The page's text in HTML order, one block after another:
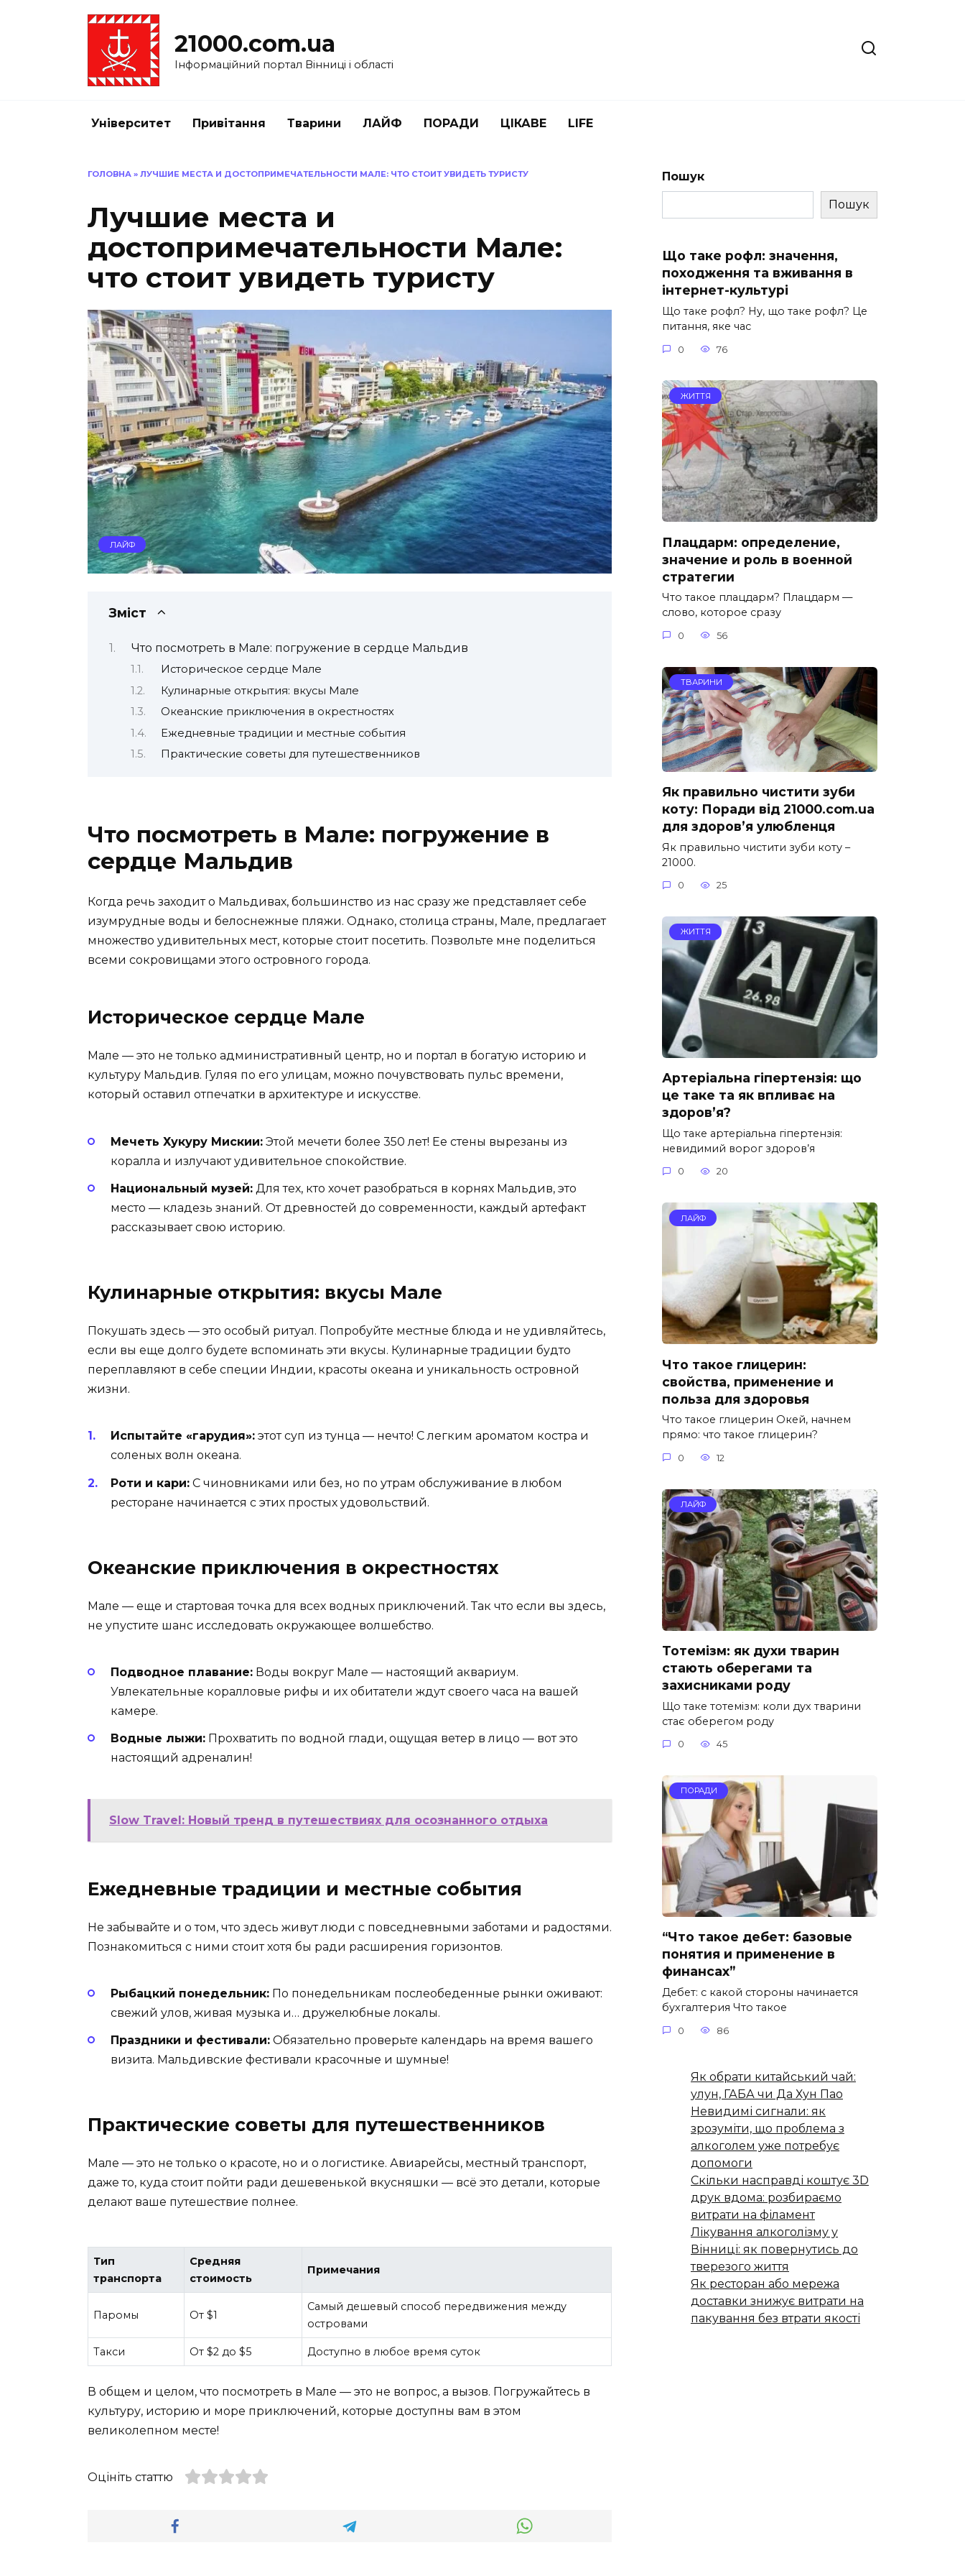
21000.com.ua
Інформаційний портал Вінниці і області
Університет Привітання Тварини ЛАЙФ ПОРАДИ ЦІКАВЕ LIFE
ГОЛОВНА » ЛУЧШИЕ МЕСТА И ДОСТОПРИМЕЧАТЕЛЬНОСТИ МАЛЕ: ЧТО СТОИТ УВИДЕТЬ ТУРИСТУ
Лучшие места и
достопримечательности Мале:
что стоит увидеть туристу
ЛАЙФ
Зміст
Что посмотреть в Мале: погружение в сердце Мальдив
Историческое сердце Мале
Кулинарные открытия: вкусы Мале
Океанские приключения в окрестностях
Ежедневные традиции и местные события
Практические советы для путешественников
Что посмотреть в Мале: погружение в
сердце Мальдив
Когда речь заходит о Мальдивах, большинство из нас сразу же представляет себе
изумрудные воды и белоснежные пляжи. Однако, столица страны, Мале, предлагает
множество удивительных мест, которые стоит посетить. Позвольте мне поделиться
всеми сокровищами этого островного города.
Историческое сердце Мале
Мале — это не только административный центр, но и портал в богатую историю и
культуру Мальдив. Гуляя по его улицам, можно почувствовать пульс времени,
который оставил отпечатки в архитектуре и искусстве.
Мечеть Хукуру Мискии: Этой мечети более 350 лет! Ее стены вырезаны из
коралла и излучают удивительное спокойствие.
Национальный музей: Для тех, кто хочет разобраться в корнях Мальдив, это
место — кладезь знаний. От древностей до современности, каждый артефакт
рассказывает свою историю.
Кулинарные открытия: вкусы Мале
Покушать здесь — это особый ритуал. Попробуйте местные блюда и не удивляйтесь,
если вы еще долго будете вспоминать эти вкусы. Кулинарные традиции будто
переплавляют в себе специи Индии, красоты океана и уникальность островной
жизни.
Испытайте «гарудия»: этот суп из тунца — нечто! С легким ароматом костра и
соленых волн океана.
Роти и кари: С чиновниками или без, но по утрам обслуживание в любом
ресторане начинается с этих простых удовольствий.
Океанские приключения в окрестностях
Мале — еще и стартовая точка для всех водных приключений. Так что если вы здесь,
не упустите шанс исследовать окружающее волшебство.
Подводное плавание: Воды вокруг Мале — настоящий аквариум.
Увлекательные коралловые рифы и их обитатели ждут своего часа на вашей
камере.
Водные лыжи: Прохватить по водной глади, ощущая ветер в лицо — вот это
настоящий адреналин!
Slow Travel: Новый тренд в путешествиях для осознанного отдыха
Ежедневные традиции и местные события
Не забывайте и о том, что здесь живут люди с повседневными заботами и радостями.
Познакомиться с ними стоит хотя бы ради расширения горизонтов.
Рыбацкий понедельник: По понедельникам послеобеденные рынки оживают:
свежий улов, живая музыка и… дружелюбные локалы.
Праздники и фестивали: Обязательно проверьте календарь на время вашего
визита. Мальдивские фестивали красочные и шумные!
Практические советы для путешественников
Мале — это не только о красоте, но и о логистике. Авиарейсы, местный транспорт,
даже то, куда стоит пойти ради дешевенькой вкусняшки — всё это детали, которые
делают ваше путешествие полнее.
Тип
транспорта
Средняя
стоимость
Примечания
Паромы От $1
Самый дешевый способ передвижения между
островами
Такси От $2 до $5 Доступно в любое время суток
В общем и целом, что посмотреть в Мале — это не вопрос, а вызов. Погружайтесь в
культуру, историю и море приключений, которые доступны вам в этом
великолепном месте!
Оцініть статтю
Пошук
Пошук
Що таке рофл: значення,
походження та вживання в
інтернет-культурі
Що таке рофл? Ну, що таке рофл? Це
питання, яке час
0 76
ЖИТТЯ
Плацдарм: определение,
значение и роль в военной
стратегии
Что такое плацдарм? Плацдарм —
слово, которое сразу
0 56
ТВАРИНИ
Як правильно чистити зуби
коту: Поради від 21000.com.ua
для здоров’я улюбленця
Як правильно чистити зуби коту –
21000.
0 25
ЖИТТЯ
Артеріальна гіпертензія: що
це таке та як впливає на
здоров’я?
Що таке артеріальна гіпертензія:
невидимий ворог здоров’я
0 20
ЛАЙФ
Что такое глицерин:
свойства, применение и
польза для здоровья
Что такое глицерин Окей, начнем
прямо: что такое глицерин?
0 12
ЛАЙФ
Тотемізм: як духи тварин
стають оберегами та
захисниками роду
Що таке тотемізм: коли дух тварини
стає оберегом роду
0 45
ПОРАДИ
“Что такое дебет: базовые
понятия и применение в
финансах”
Дебет: с какой стороны начинается
бухгалтерия Что такое
0 86
Як обрати китайський чай:
улун, ГАБА чи Да Хун Пао
Невидимі сигнали: як
зрозуміти, що проблема з
алкоголем уже потребує
допомоги
Скільки насправді коштує 3D
друк вдома: розбираємо
витрати на філамент
Лікування алкоголізму у
Вінниці: як повернутись до
тверезого життя
Як ресторан або мережа
доставки знижує витрати на
пакування без втрати якості